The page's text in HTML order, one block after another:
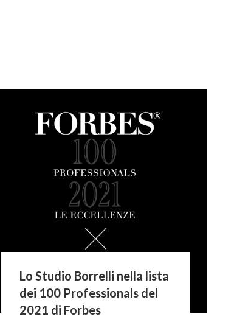
Lo Studio Borrelli nella lista
dei 100 Professionals del
2021 di Forbes